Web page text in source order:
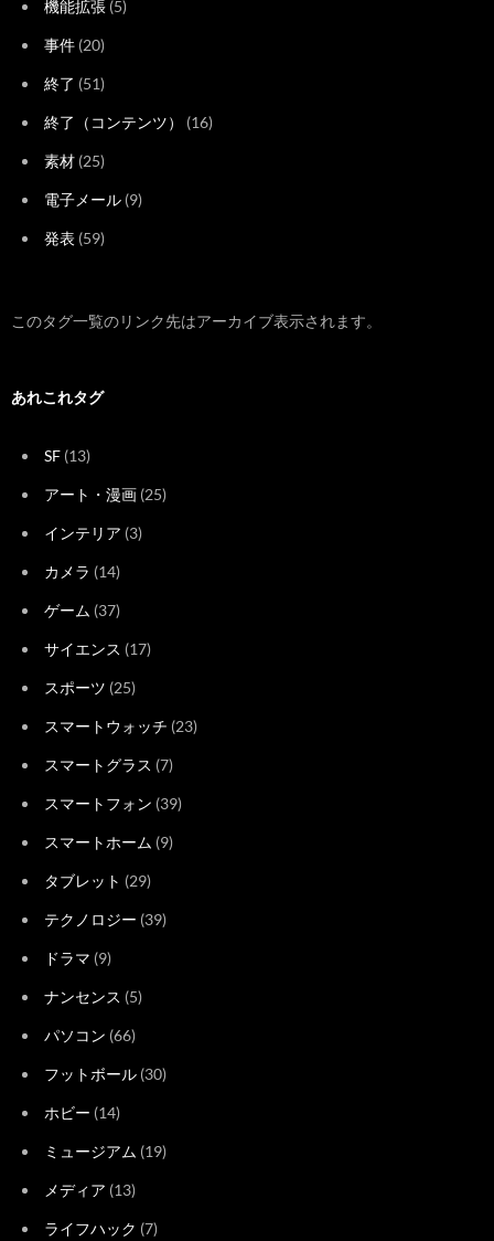
機能拡張 (5)
事件 (20)
終了 (51)
終了（コンテンツ） (16)
素材 (25)
電子メール (9)
発表 (59)
このタグ一覧のリンク先はアーカイブ表示されます。
あれこれタグ
SF (13)
アート・漫画 (25)
インテリア (3)
カメラ (14)
ゲーム (37)
サイエンス (17)
スポーツ (25)
スマートウォッチ (23)
スマートグラス (7)
スマートフォン (39)
スマートホーム (9)
タブレット (29)
テクノロジー (39)
ドラマ (9)
ナンセンス (5)
パソコン (66)
フットボール (30)
ホビー (14)
ミュージアム (19)
メディア (13)
ライフハック (7)